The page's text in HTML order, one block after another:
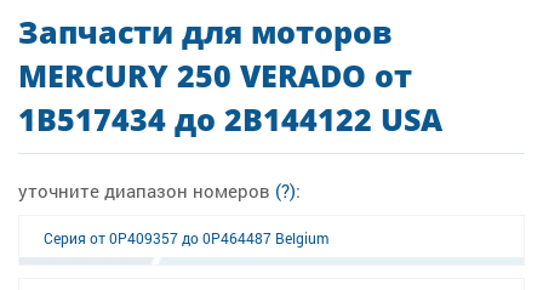
Запчасти для моторов
MERCURY 250 VERADO от
1B517434 до 2B144122 USA
уточните диапазон номеров (?):
Серия от 0P409357 до 0P464487 Belgium